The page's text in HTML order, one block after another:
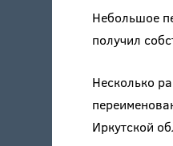
Небольшое
получил
Несколько
Иркутской